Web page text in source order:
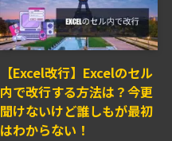
【Excel改行】Excelのセル
内で改行する方法は？今更
聞けないけど誰しもが最初
はわからない！